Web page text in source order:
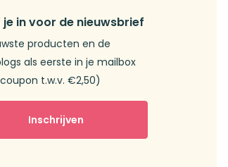
je in voor de nieuwsbrief
producten en de
als eerste in je mailbox
t.w.v. €2,50)
Inschrijven